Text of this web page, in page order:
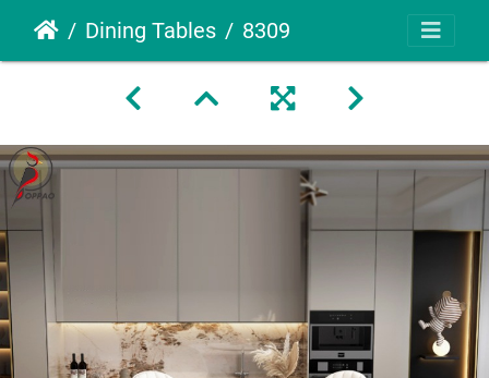
Dining Tables 8309